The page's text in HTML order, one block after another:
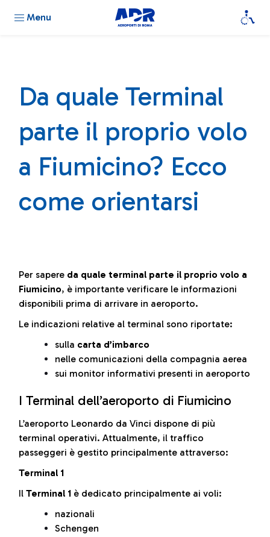
Menu
Da quale Terminal
parte il proprio volo
a Fiumicino? Ecco
come orientarsi
Per sapere da quale terminal parte il proprio volo a
Fiumicino, è importante verificare le informazioni
disponibili prima di arrivare in aeroporto.
Le indicazioni relative al terminal sono riportate:
sulla carta d’imbarco
nelle comunicazioni della compagnia aerea
sui monitor informativi presenti in aeroporto
I Terminal dell’aeroporto di Fiumicino
L’aeroporto Leonardo da Vinci dispone di più
terminal operativi. Attualmente, il traffico
passeggeri è gestito principalmente attraverso:
Terminal 1
Il Terminal 1 è dedicato principalmente ai voli:
nazionali
Schengen